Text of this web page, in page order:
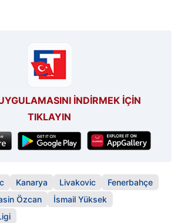
İNDİRMEK İÇİN
TIKLAYIN
Kanarya Livakovic
Fenerbahçe
Özcan
İsmail Yüksek